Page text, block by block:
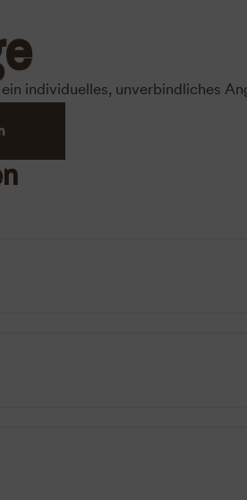
individuelles, unverbindliches